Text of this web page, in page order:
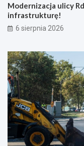
Modernizacja ulicy
infrastrukturę!
6 sierpnia 2026